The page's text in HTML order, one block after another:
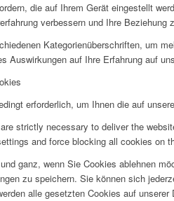
die auf Ihrem Gerät eingestellt
verbessern und Ihre Beziehung
Kategorienüberschriften, um
Auswirkungen auf Ihre Erfahrung auf
erforderlich, um Ihnen die auf
strictly necessary to deliver the
and force blocking all cookies
ganz, wenn Sie Cookies ablehnen
zu speichern. Sie können sich
alle gesetzten Cookies auf unserer